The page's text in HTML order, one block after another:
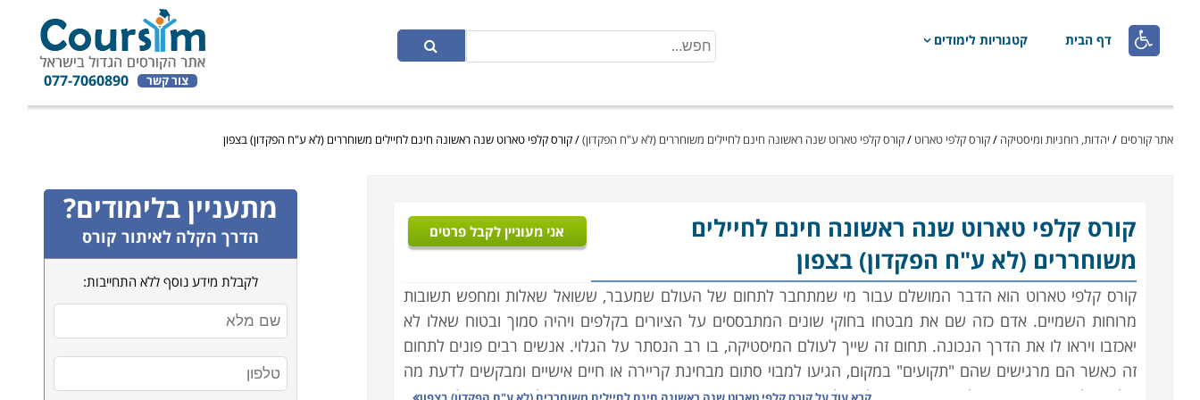
 דף הבית קטגוריות לימודים
צור קשר 077-7060890
אתר קורסים / יהדות, רוחניות ומיסטיקה /קורס קלפי טארוט /קורס קלפי טארוט שנה ראשונה חינם לחיילים משוחררים (לא ע"ח הפקדון)/קורס קלפי טארוט שנה ראשונה חינם לחיילים משוחררים (לא ע"ח הפקדון) בצפון
קורס קלפי טארוטשנה ראשונה חינם לחיילים
משוחררים (לא ע"ח הפקדון) בצפון
אני מעוניין לקבל פרטים
קורס קלפי טארוט הוא הדבר המושלם עבור מי שמתחבר לתחום של העולם שמעבר, ששואל שאלות ומחפש תשובות
מרוחות השמיים. אדם כזה שם את מבטחו בחוקי שונים המתבססים על הציורים בקלפים ויהיה סמוך ובטוח שאלו לא
יאכזבו ויראו לו את הדרך הנכונה. תחום זה שייך לעולם המיסטיקה, בו רב הנסתר על הגלוי. אנשים רבים פונים לתחום
זה כאשר הם מרגישים שהם "תקועים" במקום, הגיעו למבוי סתום מבחינת קריירה או חיים אישיים ומבקשים לדעת מה
עליהם לעשות עכשיו, או לאיזה כיוון כדאי להם לפנות. אמנם רוב האנשים אינם מאמינים שהקלפים יודעים לייעץ ומה
מתעניין בלימודים?
הדרך הקלה לאיתור קורס
לקבלת מידע נוסף ללא התחייבות: